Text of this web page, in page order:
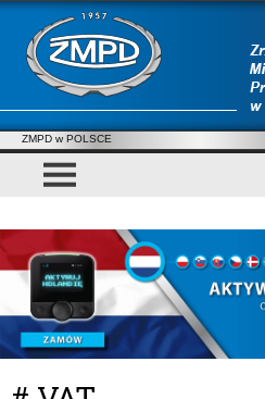
ZMPD w POLSCE